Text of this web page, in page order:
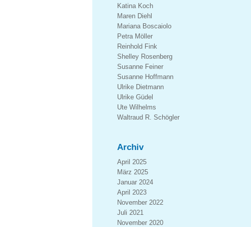
Katina Koch
Maren Diehl
Mariana Boscaiolo
Petra Möller
Reinhold Fink
Shelley Rosenberg
Susanne Feiner
Susanne Hoffmann
Ulrike Dietmann
Ulrike Güdel
Ute Wilhelms
Waltraud R. Schögler
Archiv
April 2025
März 2025
Januar 2024
April 2023
November 2022
Juli 2021
November 2020